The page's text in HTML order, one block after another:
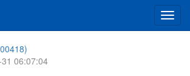
切
换
06:07:04